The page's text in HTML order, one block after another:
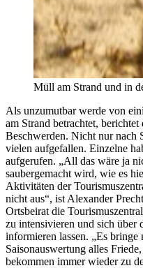
Müll am Strand und in
Als unzumutbar werde von
am Strand betrachtet,
Beschwerden. Nicht nur nach
vielen aufgefallen. Einzelne
aufgerufen. „All das wäre ja
saubergemacht wird, wie es
Aktivitäten der
nicht aus“, ist Alexander
Ortsbeirat die
zu intensivieren und sich über
informieren lassen. „Es bringe
Saisonauswertung alles
bekommen immer wieder zu